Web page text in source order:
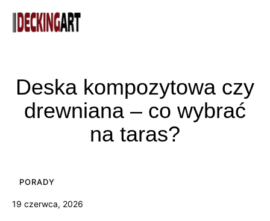
Deska kompozytowa czy
drewniana – co wybrać
na taras?
PORADY
19 czerwca, 2026